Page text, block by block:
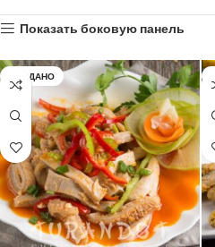
Показать боковую панель
ПРОДАНО